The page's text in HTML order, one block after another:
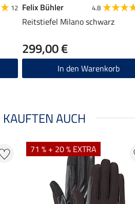
12 Felix Bühler 4.8
Reitstiefel Milano schwarz
299,00 €
In den Warenkorb
AUCH
71 % + 20 % EXTRA